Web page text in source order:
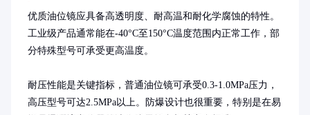
优质油位镜应具备高透明度、耐高温和耐化学腐蚀的特性。
工业级产品通常能在-40°C至150°C温度范围内正常工作，部
分特殊型号可承受更高温度。
耐压性能是关键指标，普通油位镜可承受0.3-1.0MPa压力，
高压型号可达2.5MPa以上。防爆设计也很重要，特别是在易